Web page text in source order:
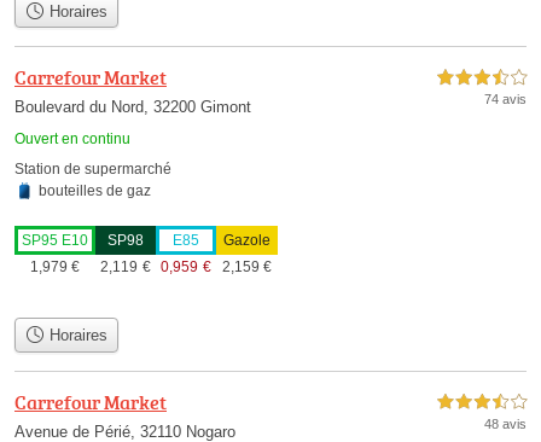
Horaires
Carrefour Market
Boulevard du Nord, 32200 Gimont
Ouvert en continu
3,5 étoiles sur 5
74 avis
Station de supermarché
bouteilles de gaz
SP95 E10
1,979 €
SP98
2,119 €
E85
0,959 €
Gazole
2,159 €
Horaires
Carrefour Market
Avenue de Périé, 32110 Nogaro
3,5 étoiles sur 5
48 avis